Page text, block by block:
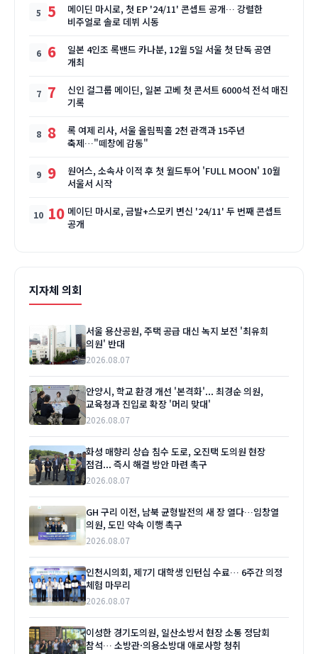
5
메이딘 마시로, 첫 EP '24/11' 콘셉트 공개… 강렬한
비주얼로 솔로 데뷔 시동
6
일본 4인조 록밴드 카나분, 12월 5일 서울 첫 단독 공연
개최
7
신인 걸그룹 메이딘, 일본 고베 첫 콘서트 6000석 전석 매진
기록
8
록 여제 리사, 서울 올림픽홀 2천 관객과 15주년
축제…"떼창에 감동"
9
원어스, 소속사 이적 후 첫 월드투어 'FULL MOON' 10월
서울서 시작
10 메이딘 마시로, 금발+스모키 변신 '24/11' 두 번째 콘셉트
공개
지자체 의회
서울 용산공원, 주택 공급 대신 녹지 보전 '최유희
의원' 반대
2026.08.07
안양시, 학교 환경 개선 '본격화'... 최경순 의원,
교육청과 진입로 확장 '머리 맞대'
2026.08.07
화성 매향리 상습 침수 도로, 오진택 도의원 현장
점검... 즉시 해결 방안 마련 촉구
2026.08.07
GH 구리 이전, 남북 균형발전의 새 장 열다…임창열
의원, 도민 약속 이행 촉구
2026.08.07
인천시의회, 제7기 대학생 인턴십 수료… 6주간 의정
체험 마무리
2026.08.07
이성한 경기도의원, 일산소방서 현장 소통 정담회
참석… 소방관·의용소방대 애로사항 청취